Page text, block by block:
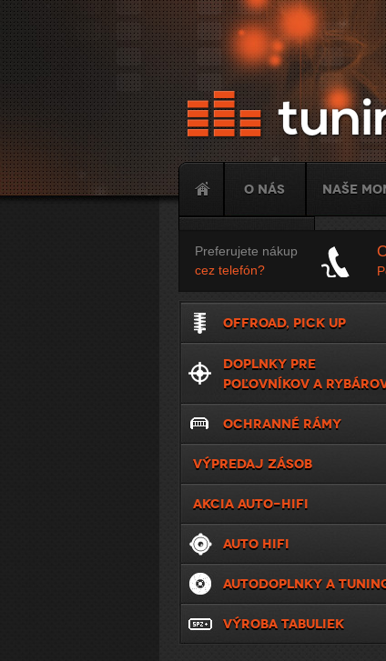
O nás Naše
Tuning
Preferujete nákup
cez telefón?
OFFROAD, PICK UP
DOPLNKY PRE
POĽOVNÍKOV A
OCHRANNÉ RÁMY
VÝPREDAJ ZÁSOB
AKCIA AUTO-HIFI
AUTO HIFI
AUTODOPLNKY A
VÝROBA TABULIEK